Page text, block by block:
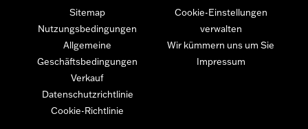
Sitemap
Nutzungsbedingungen
Allgemeine
Geschäftsbedingungen
Verkauf
Datenschutzrichtlinie
Cookie-Richtlinie
Cookie-Einstellungen
verwalten
Wir kümmern uns um Sie
Impressum